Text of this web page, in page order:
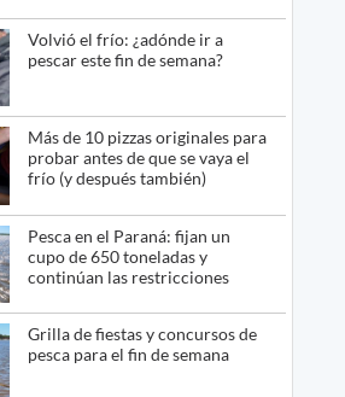
Volvió el frío: ¿adónde ir a
pescar este fin de semana?
Más de 10 pizzas originales para
probar antes de que se vaya el
frío (y después también)
Pesca en el Paraná: fijan un
cupo de 650 toneladas y
continúan las restricciones
Grilla de fiestas y concursos de
pesca para el fin de semana